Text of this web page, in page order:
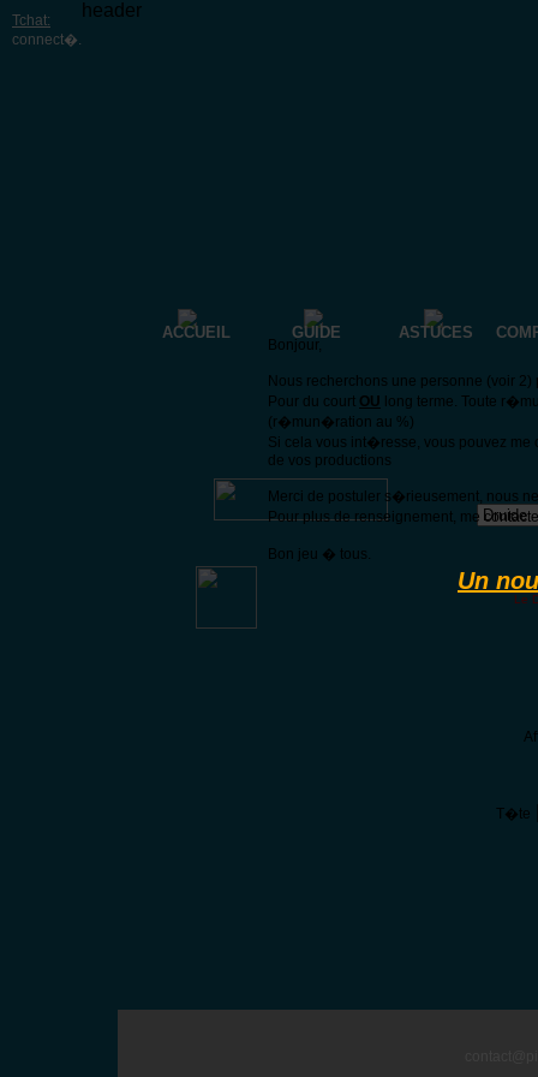
Tchat:
connect�.
header
ACCUEIL GUIDE ASTUCES
Le
T�te
Bonjour,
Nous recherchons une personne (voir
Pour du court OU long terme. Toute
(r�mun�ration au %)
Si cela vous int�resse, vous pouvez
de vos productions
Merci de postuler s�rieusement, nous
Pour plus de renseignement, me
Bon jeu � tous.
Un